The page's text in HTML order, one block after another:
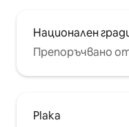
Национален
Препоръчвано
Plaka